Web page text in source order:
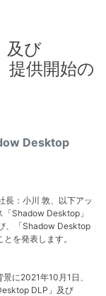
及び
提供開始の
Desktop
⻑：⼩川 敦、以下アッ
Shadow Desktop」
、「Shadow Desktop
を発表します。
に2021年10⽉1⽇、
DLP」及び